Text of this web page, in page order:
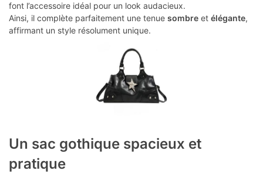
font l’accessoire idéal pour un look audacieux.
Ainsi, il complète parfaitement une tenue sombre et élégante,
affirmant un style résolument unique.
Un sac gothique spacieux et
pratique